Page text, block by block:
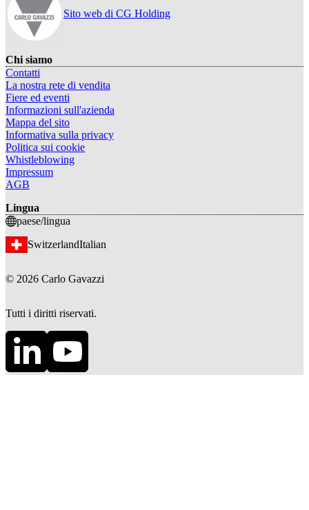
Sito web di CG Holding
Chi siamo
Contatti
La nostra rete di vendita
Fiere ed eventi
Informazioni sull'azienda
Mappa del sito
Informativa sulla privacy
Politica sui cookie
Whistleblowing
Impressum
AGB
Lingua
paese/lingua
SwitzerlandItalian
© 2026 Carlo Gavazzi
Tutti i diritti riservati.